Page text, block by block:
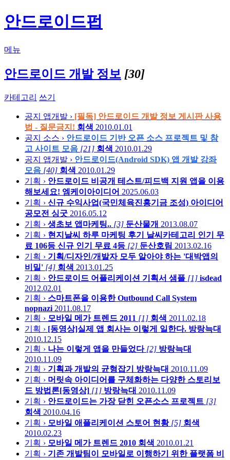
안드로이드펍
메뉴
안드로이드 개발 정보 [30]
카테고리 쓰기
공지 앱개발 › [필독] 안드로이드 개발 정보 게시판 사용
법 - 질문금지! 회색 2010.01.01
공지
소스 › 안드로이드 기반 오픈 소스 프로젝트 및 참
고 사이트 모음 [21] 회색 2010.01.29
공지
앱개발 › 안드로이드(Android SDK) 앱 개발 강좌
모음 [40] 회색 2010.01.29
기획 › 안드로이드 비공개 테스트/피드백 지원 앱을 이용
해보세요! 엠케이아이디어 2025.06.03
기획 › 신규 수익사업(국민체육진흥기금 조성) 아이디어
공모전 싱굿 2016.05.12
기획 › 생초보 앱마케팅.. [3] 둔산물개 2013.08.07
기획 › 현지날씨 하루 마케팅 후기 날씨카테고리 인기 무
료 106등 신규 인기 무료 4등 [2] 둔산호림 2013.02.16
기획 › 기획/디자인/개발자 모두 알아야 하는 '대박앱의
비밀' [4] 회색 2013.01.25
기획 › 안드로이드 어플리케이션 기획서 샘플 [1] isdead
2012.02.01
기획 › 스마트폰을 이용한 Outbound Call System
nopnazi 2011.08.17
기획 › 모바일 메가 트렌드 2011 [1] 회색 2011.02.18
기획 › [동영상]실제 앱 회사는 이렇게 일한다. 방랑늑대
2010.12.15
기획 › 나는 이렇게 앱을 만들었다 [2] 방랑늑대
2010.11.09
기획 › 기획과 개발의 균형잡기 방랑늑대 2010.11.09
기획 › 머릿속 아이디어를 구체화하는 다양한 스토리보
드 방법론[동영상] [1] 방랑늑대 2010.11.09
기획 › 안드로이드는 가장 닫힌 오픈소스 프로젝트 [3]
회색 2010.04.16
기획 › 모바일 애플리케이션 스토어 현황 [5] 회색
2010.02.23
기획 › 모바일 메가 트렌드 2010 회색 2010.01.21
기획 › 기존 개발팀이 모바일로 이행하기 위한 플랫폼 비